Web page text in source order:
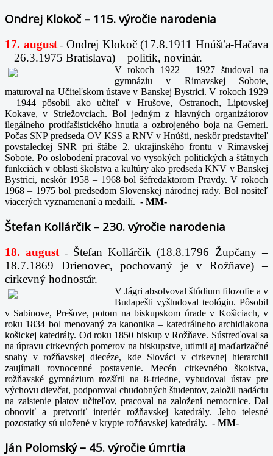
Ondrej Klokoč – 115. výročie narodenia
17. august- Ondrej Klokoč (17.8.1911 Hnúšťa-Hačava
– 26.3.1975 Bratislava) – politik, novinár.
V rokoch 1922 – 1927 študoval na
gymnáziu v Rimavskej Sobote,
maturoval na Učiteľskom ústave v Banskej Bystrici. V rokoch 1929
– 1944 pôsobil ako učiteľ v Hrušove, Ostranoch, Liptovskej
Kokave, v Striežovciach. Bol jedným z hlavných organizátorov
ilegálneho protifašistického hnutia a ozbrojeného boja na Gemeri.
Počas SNP predseda OV KSS a RNV v Hnúšti, neskôr predstaviteľ
povstaleckej SNR pri štábe 2. ukrajinského frontu v Rimavskej
Sobote. Po oslobodení pracoval vo vysokých politických a štátnych
funkciách v oblasti školstva a kultúry ako predseda KNV v Banskej
Bystrici, neskôr 1958 – 1968 bol šéfredaktorom Pravdy. V rokoch
1968 – 1975 bol predsedom Slovenskej národnej rady. Bol nositeľ
viacerých vyznamenaní a medailí. - MM-
Štefan Kollárčik – 230. výročie narodenia
18. august -
Štefan Kollárčik (18.8.1796 Župčany –
18.7.1869 Drienovec, pochovaný je v Rožňave) –
cirkevný hodnostár.
V Jágri absolvoval štúdium filozofie a v
Budapešti vyštudoval teológiu. Pôsobil
v Sabinove, Prešove, potom na biskupskom úrade v Košiciach, v
roku 1834 bol menovaný za kanonika – katedrálneho archidiakona
košickej katedrály. Od roku 1850 biskup v Rožňave. Sústreďoval sa
na úpravu cirkevných pomerov na biskupstve, utlmil aj maďarizačné
snahy v rožňavskej diecéze, kde Slováci v cirkevnej hierarchii
zaujímali rovnocenné postavenie. Mecén cirkevného školstva,
rožňavské gymnázium rozšíril na 8-triedne, vybudoval ústav pre
výchovu dievčat, podporoval chudobných študentov, založil nadáciu
na zaistenie platov učiteľov, pracoval na založení nemocnice. Dal
obnoviť a pretvoriť interiér rožňavskej katedrály. Jeho telesné
pozostatky sú uložené v krypte rožňavskej katedrály. - MM-
Ján Polomský – 45. výročie úmrtia